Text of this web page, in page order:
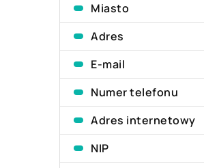
Miasto
Adres
E-mail
Numer telefonu
Adres internetowy
NIP